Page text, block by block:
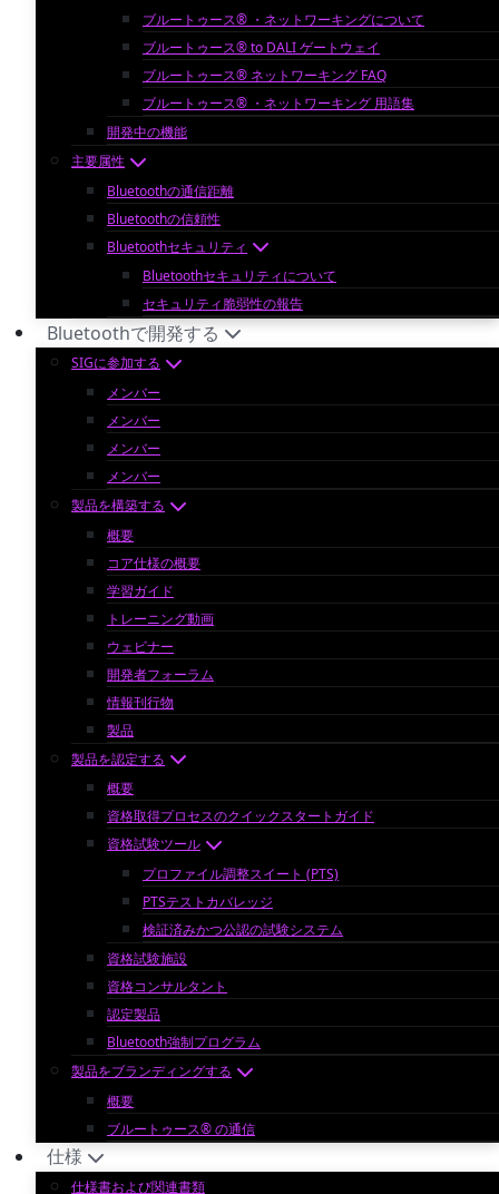
ブルートゥース® ・ネットワーキングについて
ブルートゥース® to DALI ゲートウェイ
ブルートゥース® ネットワーキング FAQ
ブルートゥース® ・ネットワーキング 用語集
開発中の機能
主要属性
Bluetoothの通信距離
Bluetoothの信頼性
Bluetoothセキュリティ
Bluetoothセキュリティについて
セキュリティ脆弱性の報告
Bluetoothで開発する
SIGに参加する
メンバー
メンバー
メンバー
メンバー
製品を構築する
概要
コア仕様の概要
学習ガイド
トレーニング動画
ウェビナー
開発者フォーラム
情報刊行物
製品
製品を認定する
概要
資格取得プロセスのクイックスタートガイド
資格試験ツール
プロファイル調整スイート (PTS)
PTSテストカバレッジ
検証済みかつ公認の試験システム
資格試験施設
資格コンサルタント
認定製品
Bluetooth強制プログラム
製品をブランディングする
概要
ブルートゥース® の通信
仕様
仕様書および関連書類